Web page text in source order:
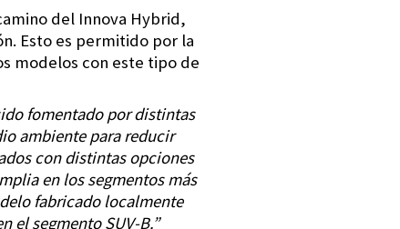
del Innova Hybrid,
Esto es permitido por la
modelos con este tipo de
fomentado por distintas
ambiente para reducir
con distintas opciones
en los segmentos más
fabricado localmente
el segmento SUV-B.”